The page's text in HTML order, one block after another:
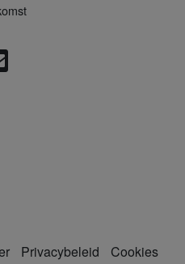
Privacybeleid Cookies